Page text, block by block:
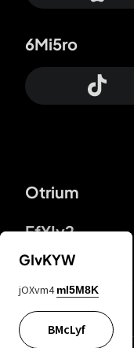
Otrium
FfYIy2
6Mi5ro
KIjvtr
GIvKYW
jOXvm4 mI5M8K
BMcLyf